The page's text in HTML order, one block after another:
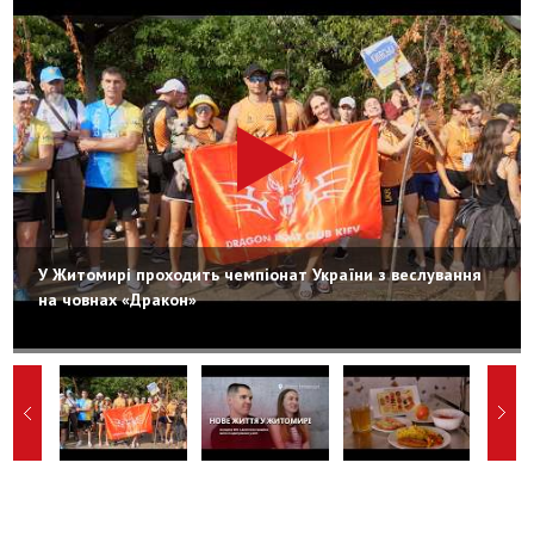
У Житомирі проходить чемпіонат України з веслування
на човнах «Дракон»